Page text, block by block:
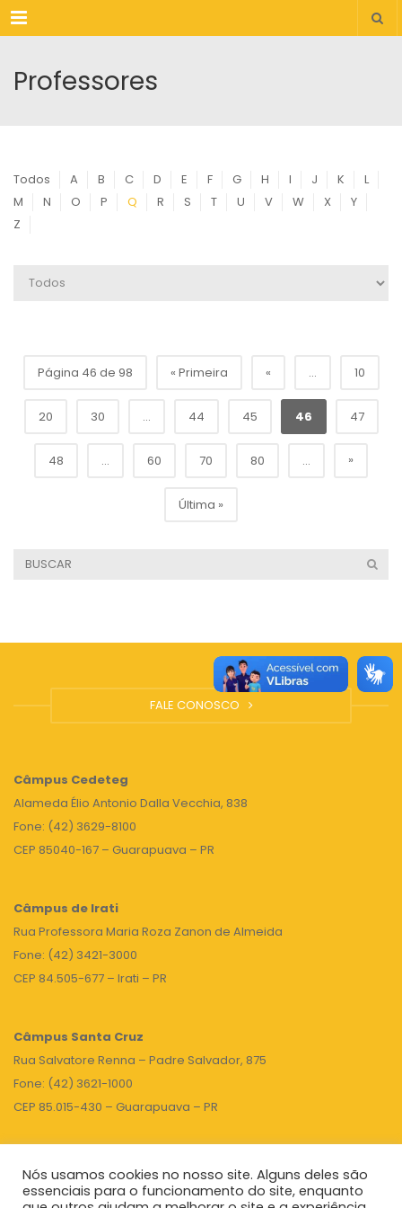
Menu
Professores
Todos A B C D E F G H I J K
L
M
N O P Q R S T U V W X
Y
Z
Página 46 de 98 « Primeira « ... 10
20 30 ... 44 45 46 47
48 ... 60 70 80 ... »
Última »
FALE CONOSCO
Câmpus Cedeteg
Alameda Élio Antonio Dalla Vecchia, 838
Fone: (42) 3629-8100
CEP 85040-167 – Guarapuava – PR
Câmpus de Irati
Rua Professora Maria Roza Zanon de Almeida
Fone: (42) 3421-3000
CEP 84.505-677 – Irati – PR
Câmpus Santa Cruz
Rua Salvatore Renna – Padre Salvador, 875
Fone: (42) 3621-1000
CEP 85.015-430 – Guarapuava – PR
TOPO
Nós usamos cookies no nosso site. Alguns deles são
essenciais para o funcionamento do site, enquanto